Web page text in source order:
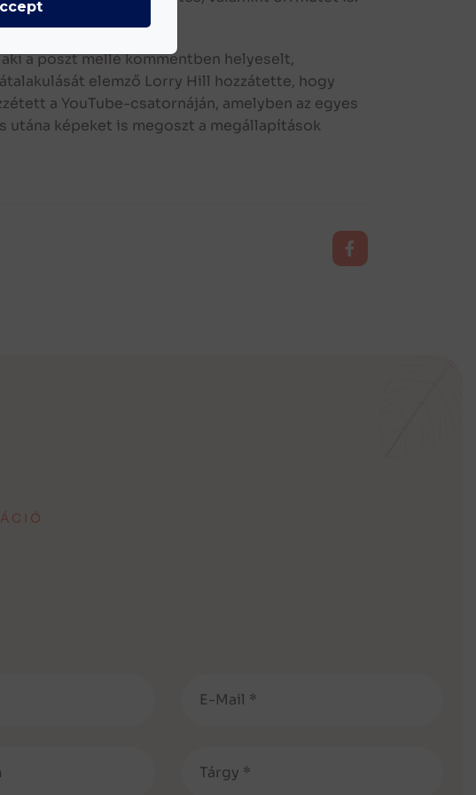
a poszt mellé kommentben helyeselt,
elemző Lorry Hill hozzátette, hogy
a YouTube-csatornáján, amelyben az egyes
utána képeket is megoszt a megállapítások